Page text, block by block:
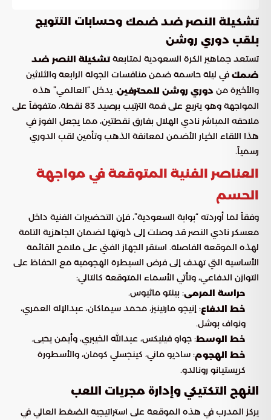
تشكيلة النصر ضد ضمك وحسابات التتويج
بلقب دوري روشن
تستعد جماهير الكرة السعودية لمتابعةتشكيلة النصر ضد
ضمك في ليلة حاسمة ضمن منافسات الجولة الرابعة والثلاثين
والأخيرة من دوري روشن للمحترفين. يدخل “العالمي” هذه
المواجهة وهو يتربع على قمة الترتيب برصيد 83 نقطة، متفوقاً على
ملاحقه المباشر نادي الهلال بفارق نقطتين، مما يجعل الفوز في
هذا اللقاء الخيار الأضمن لمعانقة الذهب وتأمين لقب الدوري
رسمياً.
العناصر الفنية المتوقعة في مواجهة
الحسم
وفقاً لما أوردته “بوابة السعودية”، فإن التحضيرات الفنية داخل
معسكر نادي النصر قد وصلت إلى ذروتها لضمان الجاهزية التامة
لهذه الموقعة الفاصلة. استقر الجهاز الفني على ملامح القائمة
الأساسية التي تهدف إلى فرض السيطرة الهجومية مع الحفاظ على
التوازن الدفاعي، وتأتي الأسماء المتوقعة كالتالي:
حراسة المرمى: بينتو ماثيوس.
خط الدفاع: إنيجو مارتينيز، محمد سيماكان، عبدالإله العمري،
ونواف بوشل.
خط الوسط: جواو فيليكس، عبدالله الخيبري، وأيمن يحيى.
خط الهجوم: ساديو ماني، كينجسلي كومان، والأسطورة
كريستيانو رونالدو.
النهج التكتيكي وإدارة مجريات اللعب
يركز المدرب في هذه الموقعة على استراتيجية الضغط العالي في